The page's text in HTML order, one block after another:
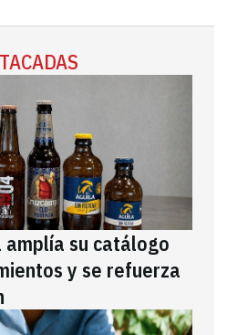
amplía su catálogo
y se refuerza